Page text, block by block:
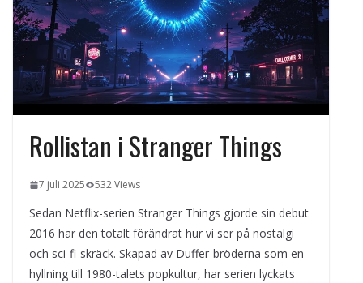
kvällens underhållning på nya sätt
ForMotion – ortopedteknik och
bandagist i Sverige
Det fysiologiska teknikskiftet: Den
medicinska utvecklingen öppnar nya
dörrar
Rollistan i Stranger Things
7 juli 2025 532 Views
Sedan Netflix-serien Stranger Things gjorde sin debut
2016 har den totalt förändrat hur vi ser på nostalgi
och sci-fi-skräck. Skapad av Duffer-bröderna som en
hyllning till 1980-talets popkultur, har serien lyckats